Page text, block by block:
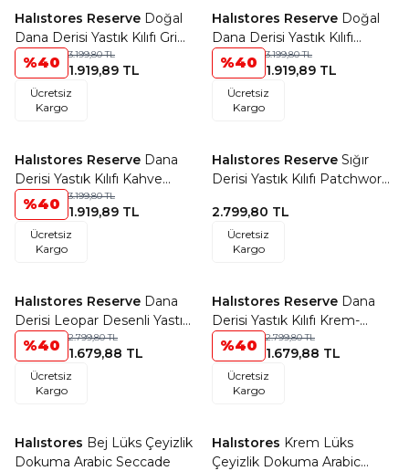
Favorilere Ekle
Halıstores Reserve Doğal
Dana Derisi Yastık Kılıfı Gri
Krem
%40 3.199,80TL
1.919,89 TL
Ücretsiz
Kargo
Favorilere Ekle
Halıstores Reserve Doğal
Dana Derisi Yastık Kılıfı
Krem-Kahve Geçişli
%40 3.199,80TL
1.919,89 TL
Ücretsiz
Kargo
Favorilere Ekle
Halıstores Reserve Dana
Derisi Yastık Kılıfı Kahve
Krem Geçişli
%40 3.199,80TL
1.919,89 TL
Ücretsiz
Kargo
Favorilere Ekle
Halıstores Reserve Sığır
Derisi Yastık Kılıfı Patchwork
2.799,80 TL
Ücretsiz
Kargo
Favorilere Ekle
Halıstores Reserve Dana
Derisi Leopar Desenli Yastık
Kılıfı
%40 2.799,80TL
1.679,88 TL
Ücretsiz
Kargo
Favorilere Ekle
Halıstores Reserve Dana
Derisi Yastık Kılıfı Krem-
Kahve Geçişli
%40 2.799,80TL
1.679,88 TL
Ücretsiz
Kargo
Favorilere Ekle
Halıstores Bej Lüks Çeyizlik
Dokuma Arabic Seccade
Favorilere Ekle
Halıstores Krem Lüks
Çeyizlik Dokuma Arabic